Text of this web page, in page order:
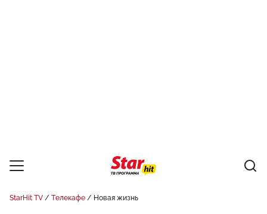
StarHit TV Телекафе Новая жизнь